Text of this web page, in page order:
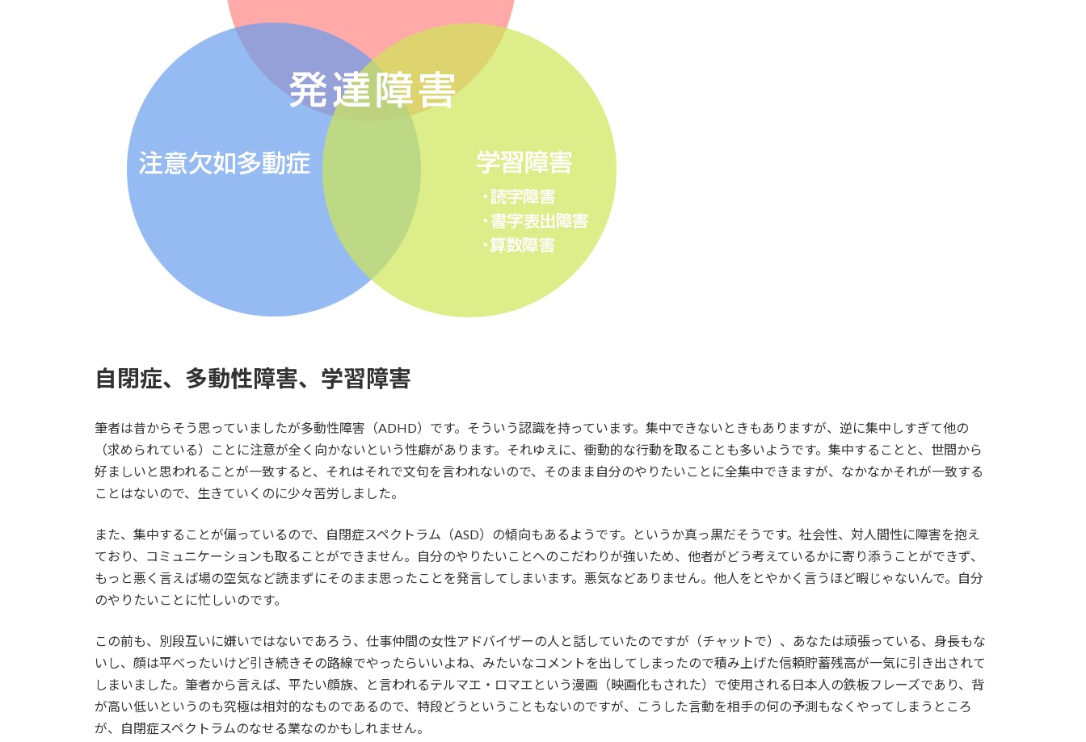
自閉症、多動性障害、学習障害
筆者は昔からそう思っていましたが多動性障害（ADHD）です。そういう認識を持っています。集中できないときもありますが、逆に集中しすぎて他の
（求められている）ことに注意が全く向かないという性癖があります。それゆえに、衝動的な行動を取ることも多いようです。集中することと、世間から
好ましいと思われることが一致すると、それはそれで文句を言われないので、そのまま自分のやりたいことに全集中できますが、なかなかそれが一致する
ことはないので、生きていくのに少々苦労しました。
また、集中することが偏っているので、自閉症スペクトラム（ASD）の傾向もあるようです。というか真っ黒だそうです。社会性、対人間性に障害を抱え
ており、コミュニケーションも取ることができません。自分のやりたいことへのこだわりが強いため、他者がどう考えているかに寄り添うことができず、
もっと悪く言えば場の空気など読まずにそのまま思ったことを発言してしまいます。悪気などありません。他人をとやかく言うほど暇じゃないんで。自分
のやりたいことに忙しいのです。
この前も、別段互いに嫌いではないであろう、仕事仲間の女性アドバイザーの人と話していたのですが（チャットで）、あなたは頑張っている、身長もな
いし、顔は平べったいけど引き続きその路線でやったらいいよね、みたいなコメントを出してしまったので積み上げた信頼貯蓄残高が一気に引き出されて
しまいました。筆者から言えば、平たい顔族、と言われるテルマエ・ロマエという漫画（映画化もされた）で使用される日本人の鉄板フレーズであり、背
が高い低いというのも究極は相対的なものであるので、特段どうということもないのですが、こうした言動を相手の何の予測もなくやってしまうところ
が、自閉症スペクトラムのなせる業なのかもしれません。